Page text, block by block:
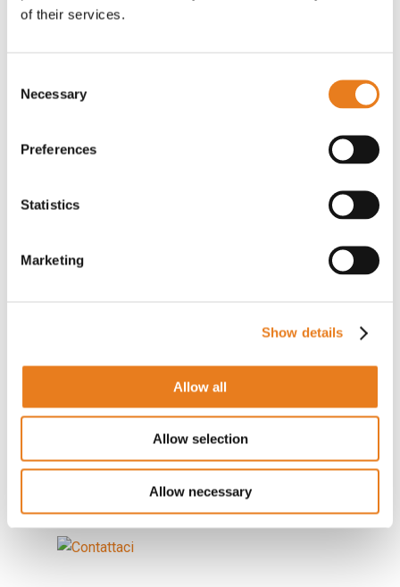
of their services.
Selection
Necessary
Preferences
Statistics
Marketing
Show details
Allow all
Allow selection
Allow necessary
distributore Avigilon di fiducia
La nostra divisioneSecurity & Surveillancedi
Aikom Technology offre ai nostri partner un
approfondire le conoscenze sulla nuova
gamma Avigilon H6A PTZ.